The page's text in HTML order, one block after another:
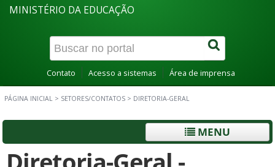
MINISTÉRIO DA EDUCAÇÃO
Contato Acesso a sistemas Área de imprensa
PÁGINA INICIAL > SETORES/CONTATOS > DIRETORIA-GERAL
MENU